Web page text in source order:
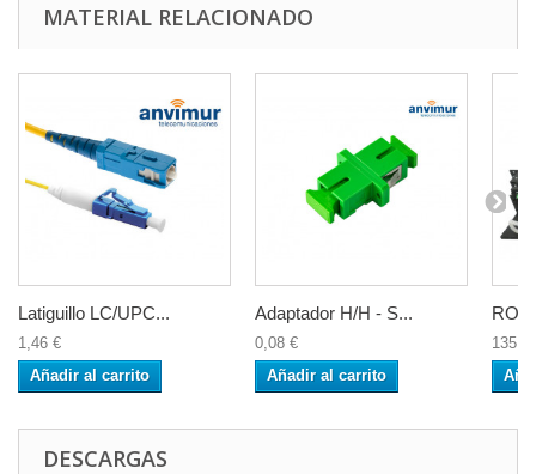
MATERIAL RELACIONADO
Latiguillo LC/UPC...
1,46 €
Añadir al carrito
Adaptador H/H - S...
0,08 €
Añadir al carrito
DESCARGAS